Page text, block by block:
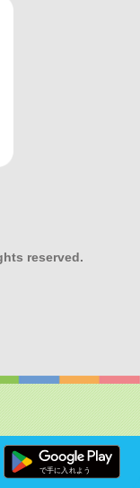
reserved.